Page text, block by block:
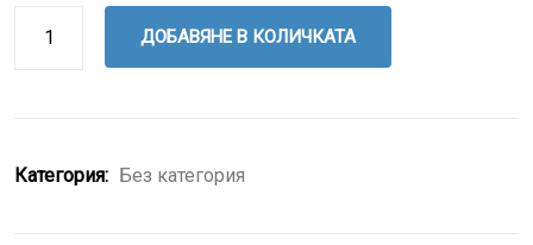
ДОБАВЯНЕ В КОЛИЧКАТА
Категория: Без категория